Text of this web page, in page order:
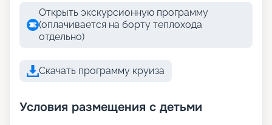
Открыть экскурсионную программу
(оплачивается на борту теплохода
отдельно)
Скачать программу круиза
Условия размещения с детьми